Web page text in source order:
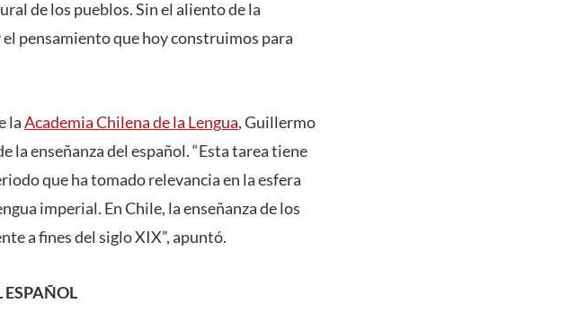
de los pueblos. Sin el aliento de la
pensamiento que hoy construimos para
laAcademia Chilena de la Lengua, Guillermo
la enseñanza del español. “Esta tarea tiene
que ha tomado relevancia en la esfera
imperial. En Chile, la enseñanza de los
a fines del siglo XIX”, apuntó.
ESPAÑOL